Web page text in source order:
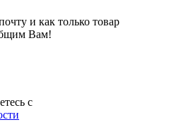
и как только товар
Вам!
с